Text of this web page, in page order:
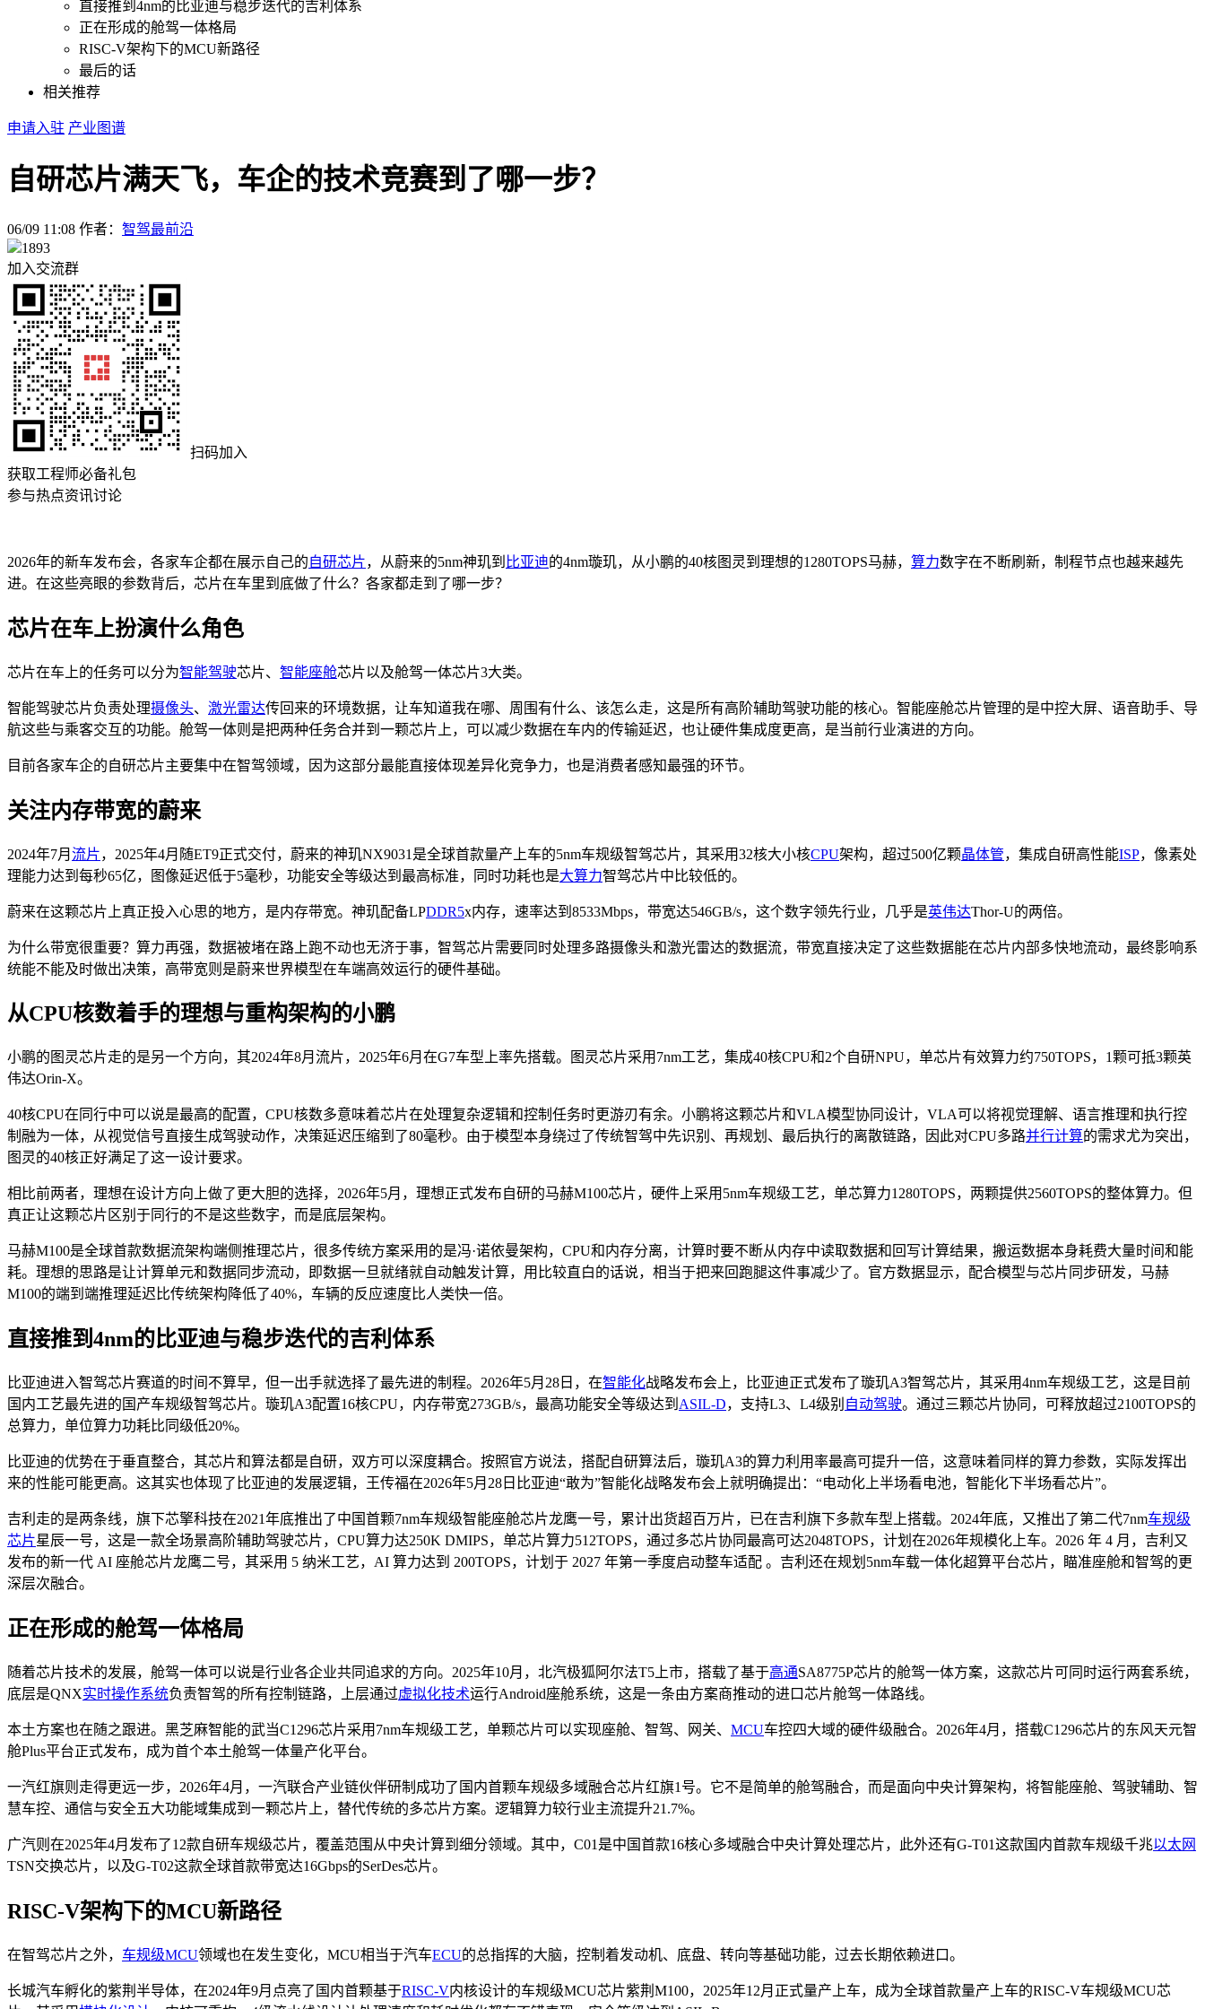
直接推到4nm的比亚迪与稳步迭代的吉利体系
正在形成的舱驾一体格局
RISC-V架构下的MCU新路径
最后的话
相关推荐
申请入驻 产业图谱
自研芯片满天飞，车企的技术竞赛到了哪一步？
06/09 11:08 作者： 智驾最前沿
1893
加入交流群
扫码加入
获取工程师必备礼包
参与热点资讯讨论
2026年的新车发布会，各家车企都在展示自己的自研芯片，从蔚来的5nm神玑到 比亚迪的4nm璇玑，从小鹏的40核图灵到理想的1280TOPS马赫， 算力数字在不断刷新，制程节点也越来越先
进。在这些亮眼的参数背后，芯片在车里到底做了什么？各家都走到了哪一步？
芯片在车上扮演什么角色
芯片在车上的任务可以分为智能驾驶芯片、 智能座舱芯片以及舱驾一体芯片3大类。
智能驾驶芯片负责处理摄像头、 激光雷达传回来的环境数据，让车知道我在哪、周围有什么、该怎么走，这是所有高阶辅助驾驶功能的核心。智能座舱芯片管理的是中控大屏、语音助手、导
航这些与乘客交互的功能。舱驾一体则是把两种任务合并到一颗芯片上，可以减少数据在车内的传输延迟，也让硬件集成度更高，是当前行业演进的方向。
目前各家车企的自研芯片主要集中在智驾领域，因为这部分最能直接体现差异化竞争力，也是消费者感知最强的环节。
关注内存带宽的蔚来
2024年7月 流片，2025年4月随ET9正式交付，蔚来的神玑NX9031是全球首款量产上车的5nm车规级智驾芯片，其采用32核大小核CPU架构，超过500亿颗晶体管，集成自研高性能ISP，像素处
理能力达到每秒65亿，图像延迟低于5毫秒，功能安全等级达到最高标准，同时功耗也是大算力智驾芯片中比较低的。
蔚来在这颗芯片上真正投入心思的地方，是内存带宽。神玑配备LPDDR5x内存，速率达到8533Mbps，带宽达546GB/s，这个数字领先行业，几乎是英伟达Thor-U的两倍。
为什么带宽很重要？算力再强，数据被堵在路上跑不动也无济于事，智驾芯片需要同时处理多路摄像头和激光雷达的数据流，带宽直接决定了这些数据能在芯片内部多快地流动，最终影响系
统能不能及时做出决策，高带宽则是蔚来世界模型在车端高效运行的硬件基础。
从CPU核数着手的理想与重构架构的小鹏
小鹏的图灵芯片走的是另一个方向，其2024年8月流片，2025年6月在G7车型上率先搭载。图灵芯片采用7nm工艺，集成40核CPU和2个自研NPU，单芯片有效算力约750TOPS，1颗可抵3颗英
伟达Orin-X。
40核CPU在同行中可以说是最高的配置，CPU核数多意味着芯片在处理复杂逻辑和控制任务时更游刃有余。小鹏将这颗芯片和VLA模型协同设计，VLA可以将视觉理解、语言推理和执行控
制融为一体，从视觉信号直接生成驾驶动作，决策延迟压缩到了80毫秒。由于模型本身绕过了传统智驾中先识别、再规划、最后执行的离散链路，因此对CPU多路并行计算的需求尤为突出，
图灵的40核正好满足了这一设计要求。
相比前两者，理想在设计方向上做了更大胆的选择，2026年5月，理想正式发布自研的马赫M100芯片，硬件上采用5nm车规级工艺，单芯算力1280TOPS，两颗提供2560TOPS的整体算力。但
真正让这颗芯片区别于同行的不是这些数字，而是底层架构。
马赫M100是全球首款数据流架构端侧推理芯片，很多传统方案采用的是冯·诺依曼架构，CPU和内存分离，计算时要不断从内存中读取数据和回写计算结果，搬运数据本身耗费大量时间和能
耗。理想的思路是让计算单元和数据同步流动，即数据一旦就绪就自动触发计算，用比较直白的话说，相当于把来回跑腿这件事减少了。官方数据显示，配合模型与芯片同步研发，马赫
M100的端到端推理延迟比传统架构降低了40%，车辆的反应速度比人类快一倍。
直接推到4nm的比亚迪与稳步迭代的吉利体系
比亚迪进入智驾芯片赛道的时间不算早，但一出手就选择了最先进的制程。2026年5月28日，在智能化战略发布会上，比亚迪正式发布了璇玑A3智驾芯片，其采用4nm车规级工艺，这是目前
国内工艺最先进的国产车规级智驾芯片。璇玑A3配置16核CPU，内存带宽273GB/s，最高功能安全等级达到 ASIL-D，支持L3、L4级别 自动驾驶。通过三颗芯片协同，可释放超过2100TOPS的
总算力，单位算力功耗比同级低20%。
比亚迪的优势在于垂直整合，其芯片和算法都是自研，双方可以深度耦合。按照官方说法，搭配自研算法后，璇玑A3的算力利用率最高可提升一倍，这意味着同样的算力参数，实际发挥出
来的性能可能更高。这其实也体现了比亚迪的发展逻辑，王传福在2026年5月28日比亚迪“敢为”智能化战略发布会上就明确提出：“电动化上半场看电池，智能化下半场看‌芯片‌”。
吉利走的是两条线，旗下芯擎科技在2021年底推出了中国首颗7nm车规级智能座舱芯片龙鹰一号，累计出货超百万片，已在吉利旗下多款车型上搭载。2024年底，又推出了第二代7nm车规级
芯片星辰一号，这是一款全场景高阶辅助驾驶芯片，CPU算力达250K DMIPS，单芯片算力512TOPS，通过多芯片协同最高可达2048TOPS，计划在2026年规模化上车。2026 年 4 月，吉利又
发布的新一代 AI 座舱芯片龙鹰二号，其采用 5 纳米工艺，AI 算力达到 200TOPS，计划于 2027 年第一季度启动整车适配 。吉利还在规划5nm车载一体化超算平台芯片，瞄准座舱和智驾的更
深层次融合。
正在形成的舱驾一体格局
随着芯片技术的发展，舱驾一体可以说是行业各企业共同追求的方向。2025年10月，北汽极狐阿尔法T5上市，搭载了基于高通SA8775P芯片的舱驾一体方案，这款芯片可同时运行两套系统，
底层是QNX实时操作系统负责智驾的所有控制链路，上层通过虚拟化技术运行Android座舱系统，这是一条由方案商推动的进口芯片舱驾一体路线。
本土方案也在随之跟进。黑芝麻智能的武当C1296芯片采用7nm车规级工艺，单颗芯片可以实现座舱、智驾、网关、 MCU车控四大域的硬件级融合。2026年4月，搭载C1296芯片的东风天元智
舱Plus平台正式发布，成为首个本土舱驾一体量产化平台。
一汽红旗则走得更远一步，2026年4月，一汽联合产业链伙伴研制成功了国内首颗车规级多域融合芯片红旗1号。它不是简单的舱驾融合，而是面向中央计算架构，将智能座舱、驾驶辅助、智
慧车控、通信与安全五大功能域集成到一颗芯片上，替代传统的多芯片方案。逻辑算力较行业主流提升21.7%。
广汽则在2025年4月发布了12款自研车规级芯片，覆盖范围从中央计算到细分领域。其中，C01是中国首款16核心多域融合中央计算处理芯片，此外还有G-T01这款国内首款车规级千兆以太网
TSN交换芯片，以及G-T02这款全球首款带宽达16Gbps的SerDes芯片。
RISC-V架构下的MCU新路径
在智驾芯片之外， 车规级MCU领域也在发生变化，MCU相当于汽车ECU的总指挥的大脑，控制着发动机、底盘、转向等基础功能，过去长期依赖进口。
长城汽车孵化的紫荆半导体，在2024年9月点亮了国内首颗基于RISC-V内核设计的车规级MCU芯片紫荆M100，2025年12月正式量产上车，成为全球首款量产上车的RISC-V车规级MCU芯